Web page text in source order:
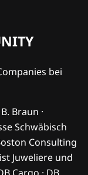
bei
Braun ·
Schwäbisch
Consulting
Juweliere und